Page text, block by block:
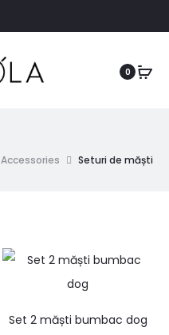
0
Accessories Seturi de măști
Set 2 măști bumbac dog